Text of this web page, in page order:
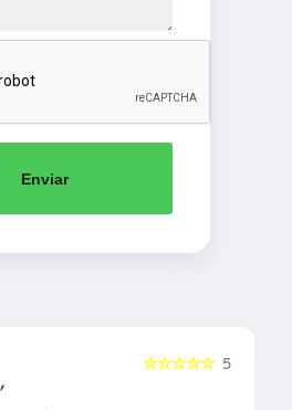
Enviar
5
☆☆☆☆☆